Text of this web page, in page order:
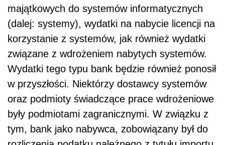
majątkowych do systemów informatycznych
(dalej: systemy), wydatki na nabycie licencji na
korzystanie z systemów, jak również wydatki
związane z wdrożeniem nabytych systemów.
Wydatki tego typu bank będzie również ponosił
w przyszłości. Niektórzy dostawcy systemów
oraz podmioty świadczące prace wdrożeniowe
były podmiotami zagranicznymi. W związku z
tym, bank jako nabywca, zobowiązany był do